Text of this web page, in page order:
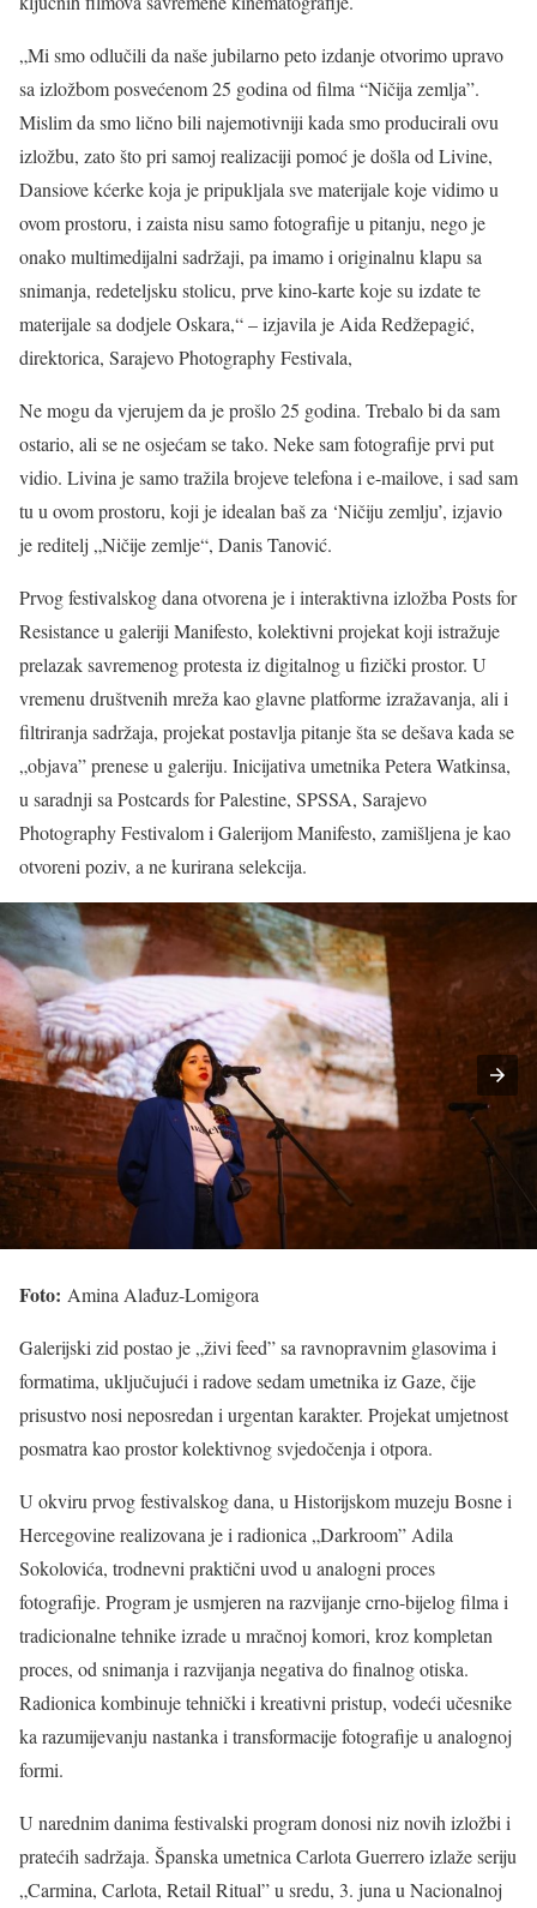
„Mi smo odlučili da naše jubilarno peto izdanje otvorimo upravo
sa izložbom posvećenom 25 godina od filma “Ničija zemlja”.
Mislim da smo lično bili najemotivniji kada smo producirali ovu
izložbu, zato što pri samoj realizaciji pomoć je došla od Livine,
Dansiove kćerke koja je pripukljala sve materijale koje vidimo u
ovom prostoru, i zaista nisu samo fotografije u pitanju, nego je
onako multimedijalni sadržaji, pa imamo i originalnu klapu sa
snimanja, redeteljsku stolicu, prve kino-karte koje su izdate te
materijale sa dodjele Oskara,“ – izjavila je Aida Redžepagić,
direktorica, Sarajevo Photography Festivala,
Ne mogu da vjerujem da je prošlo 25 godina. Trebalo bi da sam
ostario, ali se ne osjećam se tako. Neke sam fotografije prvi put
vidio. Livina je samo tražila brojeve telefona i e-mailove, i sad sam
tu u ovom prostoru, koji je idealan baš za ‘Ničiju zemlju’, izjavio
je reditelj „Ničije zemlje“, Danis Tanović.
Prvog festivalskog dana otvorena je i interaktivna izložba Posts for
Resistance u galeriji Manifesto, kolektivni projekat koji istražuje
prelazak savremenog protesta iz digitalnog u fizički prostor. U
vremenu društvenih mreža kao glavne platforme izražavanja, ali i
filtriranja sadržaja, projekat postavlja pitanje šta se dešava kada se
„objava” prenese u galeriju. Inicijativa umetnika Petera Watkinsa,
u saradnji sa Postcards for Palestine, SPSSA, Sarajevo
Photography Festivalom i Galerijom Manifesto, zamišljena je kao
otvoreni poziv, a ne kurirana selekcija.
Foto: Amina Alađuz-Lomigora
Galerijski zid postao je „živi feed” sa ravnopravnim glasovima i
formatima, uključujući i radove sedam umetnika iz Gaze, čije
prisustvo nosi neposredan i urgentan karakter. Projekat umjetnost
posmatra kao prostor kolektivnog svjedočenja i otpora.
U okviru prvog festivalskog dana, u Historijskom muzeju Bosne i
Hercegovine realizovana je i radionica „Darkroom” Adila
Sokolovića, trodnevni praktični uvod u analogni proces
fotografije. Program je usmjeren na razvijanje crno-bijelog filma i
tradicionalne tehnike izrade u mračnoj komori, kroz kompletan
proces, od snimanja i razvijanja negativa do finalnog otiska.
Radionica kombinuje tehnički i kreativni pristup, vodeći učesnike
ka razumijevanju nastanka i transformacije fotografije u analognoj
formi.
U narednim danima festivalski program donosi niz novih izložbi i
pratećih sadržaja. Španska umetnica Carlota Guerrero izlaže seriju
„Carmina, Carlota, Retail Ritual” u sredu, 3. juna u Nacionalnoj